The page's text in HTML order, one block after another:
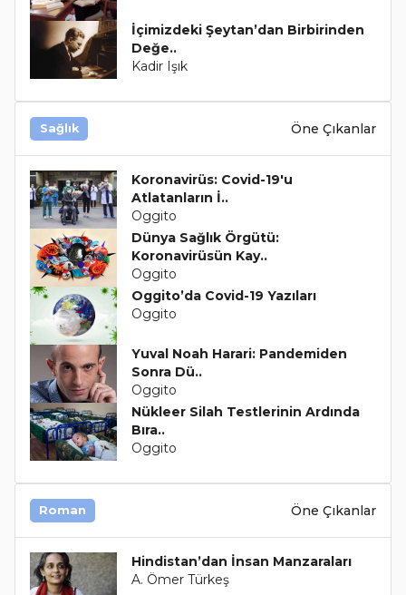
İçimizdeki Şeytan’dan Birbirinden
Değe..
Kadir Işık
Sağlık Öne Çıkanlar
Koronavirüs: Covid-19'u
Atlatanların İ..
Oggito
Dünya Sağlık Örgütü:
Koronavirüsün Kay..
Oggito
Oggito’da Covid-19 Yazıları
Oggito
Yuval Noah Harari: Pandemiden
Sonra Dü..
Oggito
Nükleer Silah Testlerinin Ardında
Bıra..
Oggito
Roman Öne Çıkanlar
Hindistan’dan İnsan Manzaraları
A. Ömer Türkeş